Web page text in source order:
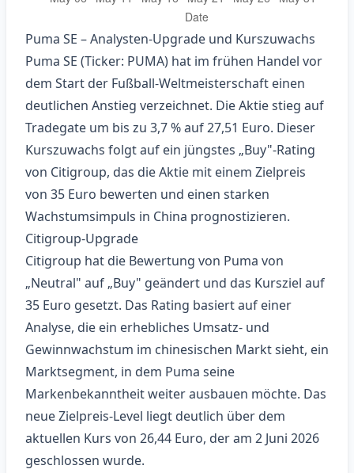
Puma SE – Analysten‑Upgrade und Kurszuwachs
Puma SE (Ticker: PUMA) hat im frühen Handel vor
dem Start der Fußball‑Weltmeisterschaft einen
deutlichen Anstieg verzeichnet. Die Aktie stieg auf
Tradegate um bis zu 3,7 % auf 27,51 Euro. Dieser
Kurszuwachs folgt auf ein jüngstes „Buy"-Rating
von Citigroup, das die Aktie mit einem Zielpreis
von 35 Euro bewerten und einen starken
Wachstumsimpuls in China prognostizieren.
Citigroup‑Upgrade
Citigroup hat die Bewertung von Puma von
„Neutral" auf „Buy" geändert und das Kursziel auf
35 Euro gesetzt. Das Rating basiert auf einer
Analyse, die ein erhebliches Umsatz- und
Gewinnwachstum im chinesischen Markt sieht, ein
Marktsegment, in dem Puma seine
Markenbekanntheit weiter ausbauen möchte. Das
neue Zielpreis‑Level liegt deutlich über dem
aktuellen Kurs von 26,44 Euro, der am 2 Juni 2026
geschlossen wurde.